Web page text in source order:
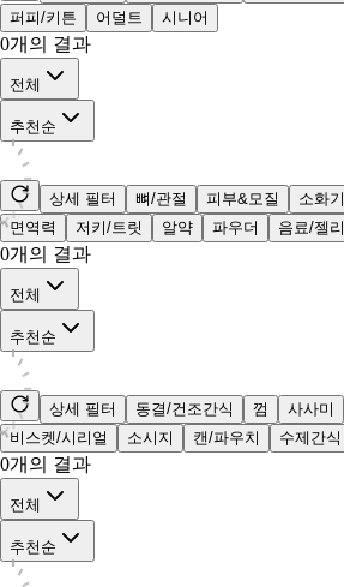
퍼피/키튼
어덜트 시니어
0개의 결과
전체
추천순
상세 필터 뼈/관절 피부&모질 소화기
면역력
저키/트릿 알약 파우더 음료/젤리
0개의 결과
전체
추천순
상세 필터 동결/건조간식 껌 사사미
비스켓/시리얼
소시지 캔/파우치 수제간식
0개의 결과
전체
추천순